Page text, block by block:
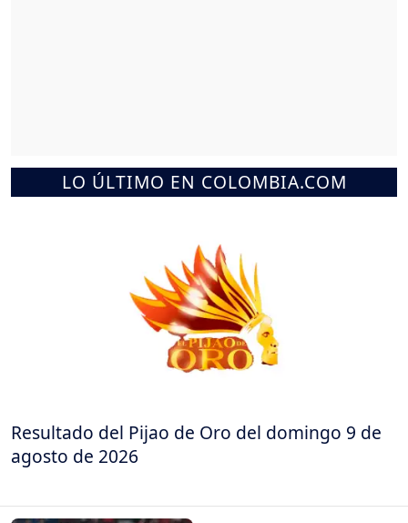
LO ÚLTIMO EN COLOMBIA.COM
Resultado del Pijao de Oro del domingo 9 de
agosto de 2026